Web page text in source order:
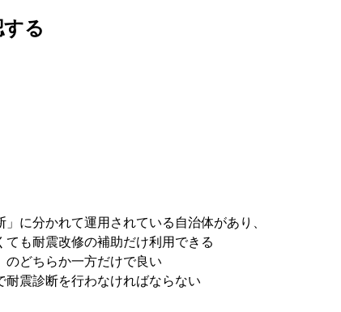
る
に分かれて運用されている自治体があり、
ても耐震改修の補助だけ利用できる
のどちらか一方だけで良い
震診断を行わなければならない